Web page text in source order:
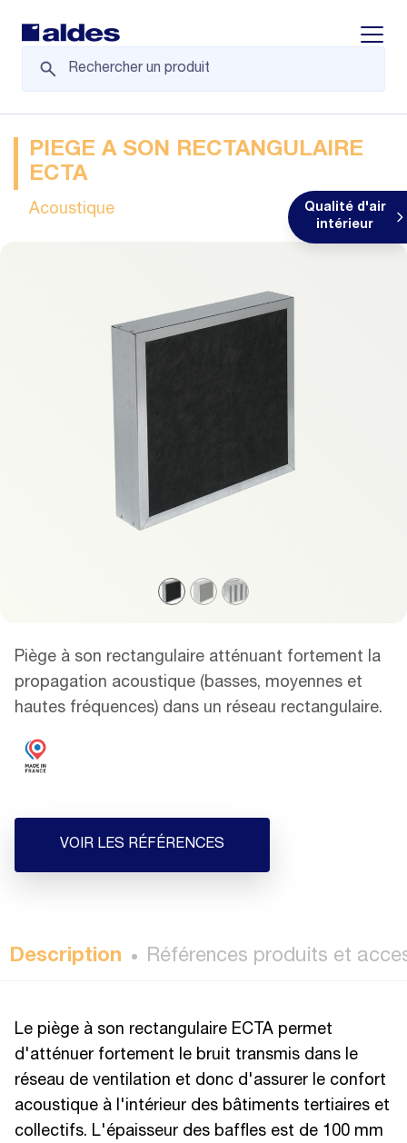
Qualité d'air
intérieur
PIEGE A SON RECTANGULAIRE
ECTA
Acoustique
Piège à son rectangulaire atténuant fortement la
propagation acoustique (basses, moyennes et
hautes fréquences) dans un réseau rectangulaire.
VOIR LES RÉFÉRENCES
Description Références produits et
Le piège à son rectangulaire ECTA permet
d'atténuer fortement le bruit transmis dans le
réseau de ventilation et donc d'assurer le confort
acoustique à l'intérieur des bâtiments tertiaires et
collectifs. L'épaisseur des baffles est de 100 mm